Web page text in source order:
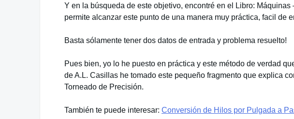
Y en la búsqueda de este objetivo, encontré en el Libro:
permite alcanzar este punto de una manera muy práctica, facil de
Basta sólamente tener dos datos de entrada y problema resuelto!
Pues bien, yo lo he puesto en práctica y este método de verdad
de A.L. Casillas he tomado este pequeño fragmento que explica
Torneado de Precisión.
También te puede interesar: Conversión de Hilos por Pulgada a